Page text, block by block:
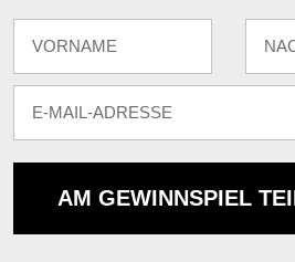
AM GEWINNSPIEL